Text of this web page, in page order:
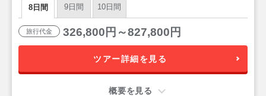
8日間 9日間 10日間
旅行代金 326,800円～827,800円
ツアー詳細を見る
概要を見る